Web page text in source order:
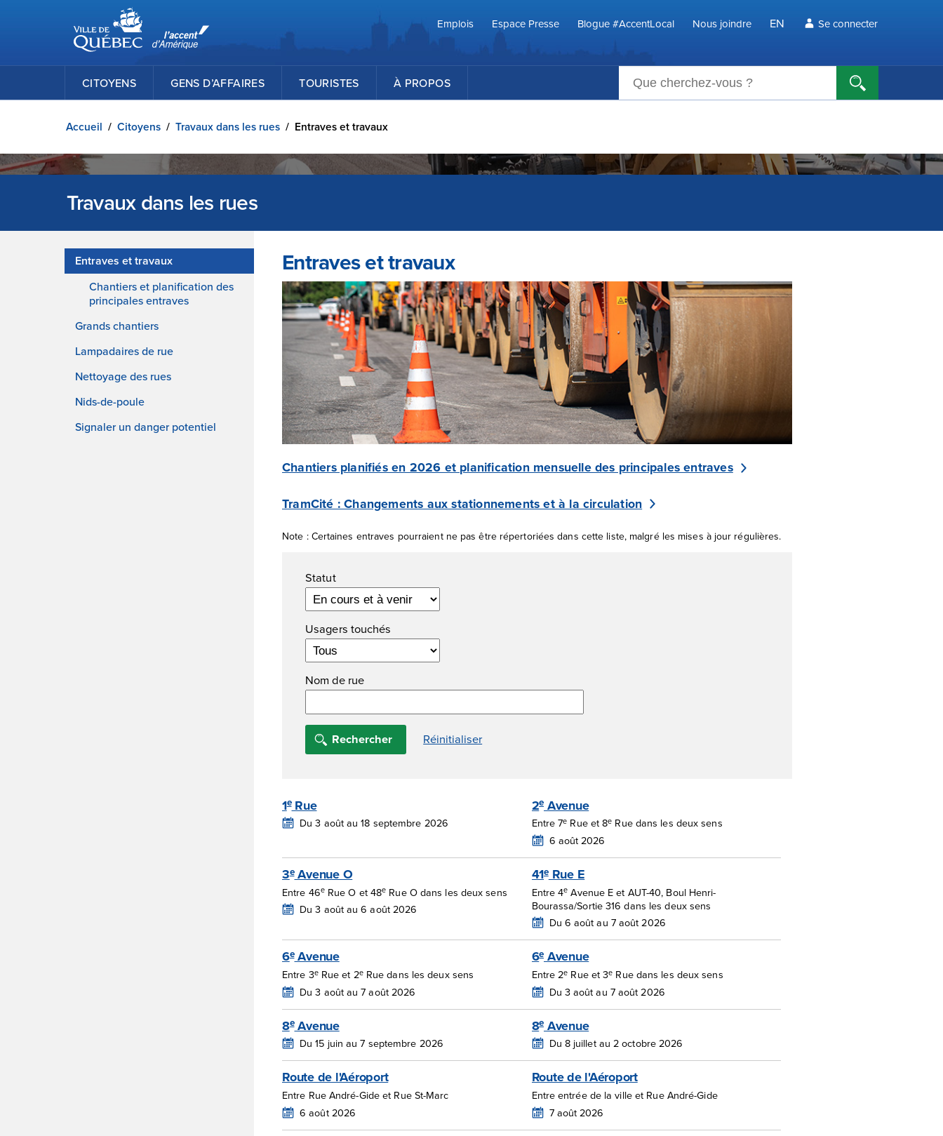
Passer au contenu principal
Ville de Québec
Emplois
Espace Presse Blogue #AccentLocal Nous joindre EN Se connecter
CITOYENS GENS D’AFFAIRES TOURISTES À PROPOS
Accueil / Citoyens / Travaux dans les rues / Entraves et travaux
Travaux dans les rues
Entraves et travaux
Chantiers et planification des
principales entraves
Grands chantiers
Lampadaires de rue
Nettoyage des rues
Nids-de-poule
Signaler un danger potentiel
Entraves et travaux
Chantiers planifiés en 2026 et planification mensuelle des principales entraves
TramCité : Changements aux stationnements et à la circulation
Note : Certaines entraves pourraient ne pas être répertoriées dans cette liste, malgré les mises à jour régulières.
Filtres
Statut
Usagers touchés
Nom de rue
1eRue
Du 3 août au 18 septembre 2026
2e Avenue
Entre 7e Rue et 8e Rue dans les deux sens
6 août 2026
3eAvenue O
Entre 46eRue O et 48e Rue O dans les deux sens
Du 3 août au 6 août 2026
41eRue E
Entre 4e Avenue E et AUT-40, Boul Henri-
Bourassa/Sortie 316 dans les deux sens
Du 6 août au 7 août 2026
6eAvenue
Entre 3eRue et 2eRue dans les deux sens
Du 3 août au 7 août 2026
6eAvenue
Entre 2e Rue et 3e Rue dans les deux sens
Du 3 août au 7 août 2026
8eAvenue
Du 15 juin au 7 septembre 2026
8e Avenue
Du 8 juillet au 2 octobre 2026
Route de l'Aéroport
Entre Rue André-Gide et Rue St-Marc
6 août 2026
Route de l'Aéroport
Entre entrée de la ville et Rue André-Gide
7 août 2026